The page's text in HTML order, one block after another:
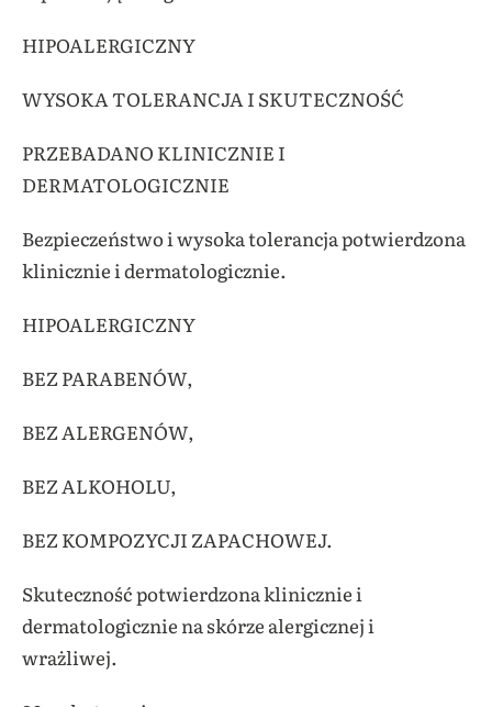
HIPOALERGICZNY
WYSOKA TOLERANCJA I SKUTECZNOŚĆ
PRZEBADANO KLINICZNIE I
DERMATOLOGICZNIE
Bezpieczeństwo i wysoka tolerancja potwierdzona
klinicznie i dermatologicznie.
HIPOALERGICZNY
BEZ PARABENÓW,
BEZ ALERGENÓW,
BEZ ALKOHOLU,
BEZ KOMPOZYCJI ZAPACHOWEJ.
Skuteczność potwierdzona klinicznie i
dermatologicznie na skórze alergicznej i
wrażliwej.